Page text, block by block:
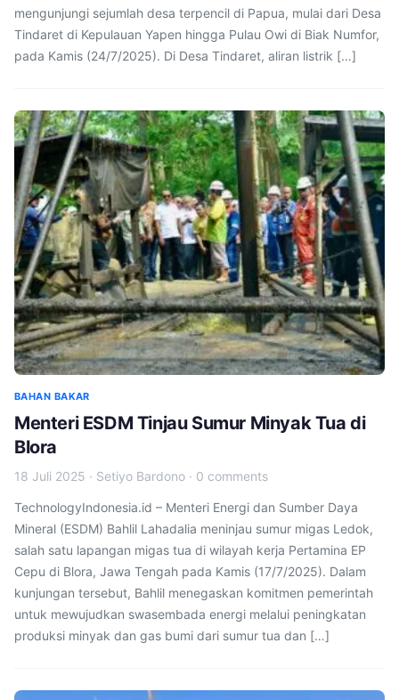
mengunjungi sejumlah desa terpencil di Papua, mulai dari Desa
Tindaret di Kepulauan Yapen hingga Pulau Owi di Biak Numfor,
pada Kamis (24/7/2025). Di Desa Tindaret, aliran listrik […]
BAHAN BAKAR
Menteri ESDM Tinjau Sumur Minyak Tua di
Blora
18 Juli 2025 · Setiyo Bardono · 0 comments
TechnologyIndonesia.id – Menteri Energi dan Sumber Daya
Mineral (ESDM) Bahlil Lahadalia meninjau sumur migas Ledok,
salah satu lapangan migas tua di wilayah kerja Pertamina EP
Cepu di Blora, Jawa Tengah pada Kamis (17/7/2025). Dalam
kunjungan tersebut, Bahlil menegaskan komitmen pemerintah
untuk mewujudkan swasembada energi melalui peningkatan
produksi minyak dan gas bumi dari sumur tua dan […]